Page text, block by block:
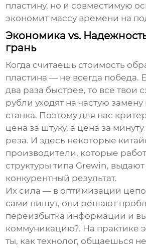
пластину, но и совместимую
экономит массу времени на
Экономика vs.
грань
Когда считаешь стоимость
пластина — не всегда победа.
два раза быстрее, то все твои
рубли уходят на частую
станка. Поэтому для нас
цена за штуку, а цена за
реза. И здесь некоторые
производители, которые
структуры типа Grewin,
конкурентный результат.
Их сила — в оптимизации
сами пишут, они решают
переизбытка информации и
коммуникацию?. На практике
ты, как технолог, общаешься